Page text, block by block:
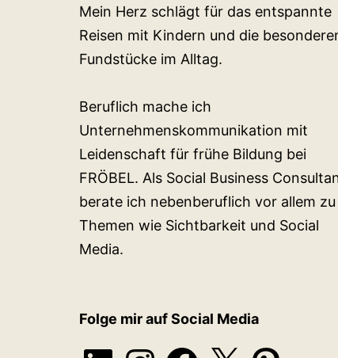
Mein Herz schlägt für das entspannte
Reisen mit Kindern und die
Fundstücke im Alltag.
Beruflich mache ich
Unternehmenskommunikation mit
Leidenschaft für frühe Bildung bei
FRÖBEL. Als Social Business
berate ich nebenberuflich vor allem zu
Themen wie Sichtbarkeit und Social
Media.
Folge mir auf Social Media
LinkedInInstagramFacebook
X Pinterest